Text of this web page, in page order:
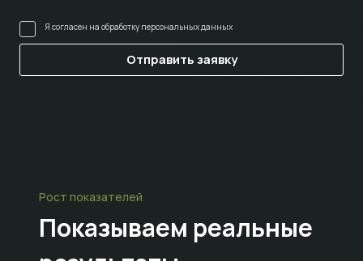
Я согласен на обработку персональных данных
Рост показателей
Показываем реальные